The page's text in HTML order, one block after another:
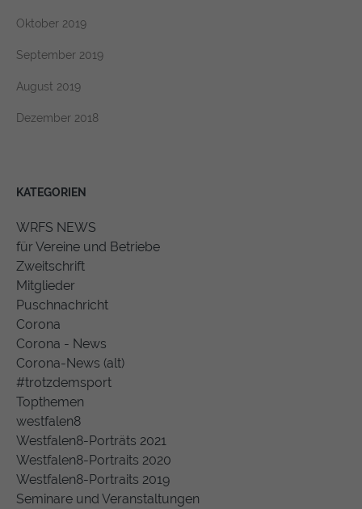
Oktober 2019
September 2019
August 2019
Dezember 2018
KATEGORIEN
WRFS NEWS
für Vereine und Betriebe
Zweitschrift
Mitglieder
Puschnachricht
Corona
Corona - News
Corona-News (alt)
#trotzdemsport
Topthemen
westfalen8
Westfalen8-Porträts 2021
Westfalen8-Portraits 2020
Westfalen8-Portraits 2019
Seminare und Veranstaltungen